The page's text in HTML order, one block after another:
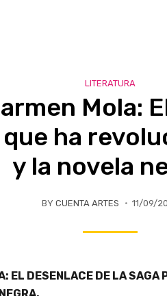
LITERATURA
Mola:
ha
y la novela
BY CUENTA ARTES 11/09/
EL DESENLACE DE LA